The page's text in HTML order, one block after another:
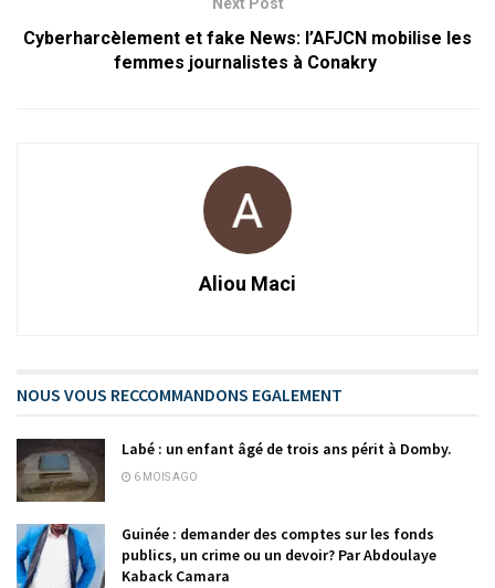
Cyberharcèlement et fake News: l’AFJCN mobilise les
femmes journalistes à Conakry
Aliou Maci
NOUS VOUS RECCOMMANDONS EGALEMENT
Labé : un enfant âgé de trois ans périt à Domby.
6 MOIS AGO
Guinée : demander des comptes sur les fonds
publics, un crime ou un devoir? Par Abdoulaye
Kaback Camara